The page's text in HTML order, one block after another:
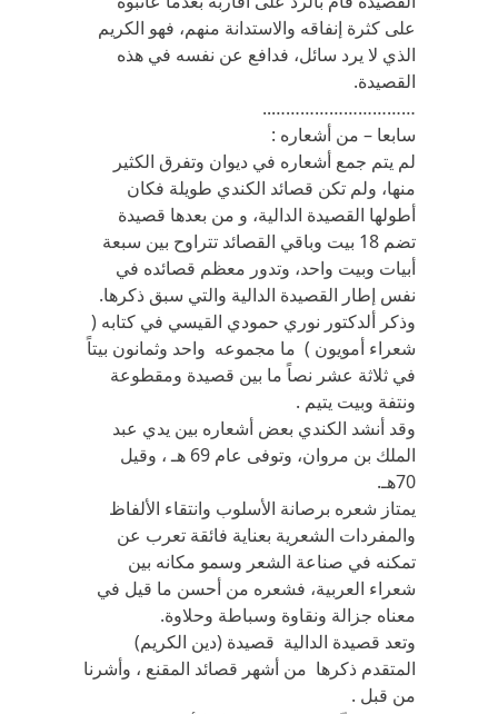
على كثرة إنفاقه والاستدانة منهم، فهو الكريم
الذي لا يرد سائل، فدافع عن نفسه في هذه
القصيدة.
…………………………..
سابعا – من أشعاره :
لم يتم جمع أشعاره في ديوان وتفرق الكثير
منها، ولم تكن قصائد الكندي طويلة فكان
أطولها القصيدة الدالية، و من بعدها قصيدة
تضم 18 بيت وباقي القصائد تتراوح بين سبعة
أبيات وبيت واحد، وتدور معظم قصائده في
نفس إطار القصيدة الدالية والتي سبق ذكرها.
وذكر ألدكتور نوري حمودي القيسي في كتابه (
شعراء أمويون ) ما مجموعه واحد وثمانون بيتاً
في ثلاثة عشر نصاً ما بين قصيدة ومقطوعة
ونتفة وبيت يتيم .
وقد أنشد الكندي بعض أشعاره بين يدي عبد
الملك بن مروان، وتوفى عام 69 هـ ، وقيل
70هـ.
يمتاز شعره برصانة الأسلوب وانتقاء الألفاظ
والمفردات الشعرية بعناية فائقة تعرب عن
تمكنه في صناعة الشعر وسمو مكانه بين
شعراء العربية، فشعره من أحسن ما قيل في
معناه جزالة ونقاوة وسباطة وحلاوة.
وتعد قصيدة الدالية قصيدة (دين الكريم)
المتقدم ذكرها من أشهر قصائد المقنع ، وأشرنا
من قبل .